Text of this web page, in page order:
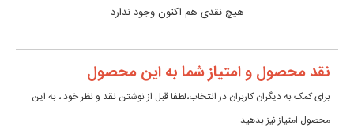
هیچ نقدی هم اکنون وجود ندارد
نقد محصول و امتیاز شما به این محصول
برای کمک به دیگران کاربران در انتخاب،لطفا قبل از نوشتن نقد و نظر خود ، به این
محصول امتیاز نیز بدهید.